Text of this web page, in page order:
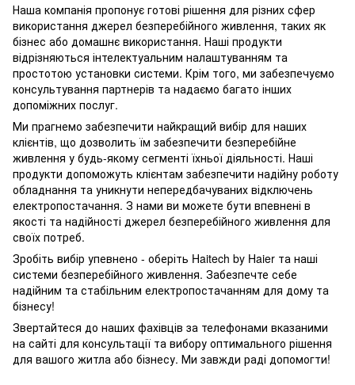
Наша компанія пропонує готові рішення для різних сфер
використання джерел безперебійного живлення, таких як
бізнес або домашнє використання. Наші продукти
відрізняються інтелектуальним налаштуванням та
простотою установки системи. Крім того, ми забезпечуємо
консультування партнерів та надаємо багато інших
допоміжних послуг.
Ми прагнемо забезпечити найкращий вибір для наших
клієнтів, що дозволить їм забезпечити безперебійне
живлення у будь-якому сегменті їхньої діяльності. Наші
продукти допоможуть клієнтам забезпечити надійну роботу
обладнання та уникнути непередбачуваних відключень
електропостачання. З нами ви можете бути впевнені в
якості та надійності джерел безперебійного живлення для
своїх потреб.
Зробіть вибір упевнено - оберіть Haitech by Haier та наші
системи безперебійного живлення. Забезпечте себе
надійним та стабільним електропостачанням для дому та
бізнесу!
Звертайтеся до наших фахівців за телефонами вказаними
на сайті для консультації та вибору оптимального рішення
для вашого житла або бізнесу. Ми завжди раді допомогти!